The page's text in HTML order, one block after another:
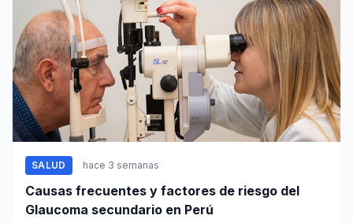
SALUD hace 3 semanas
Causas frecuentes y factores de riesgo del
Glaucoma secundario en Perú